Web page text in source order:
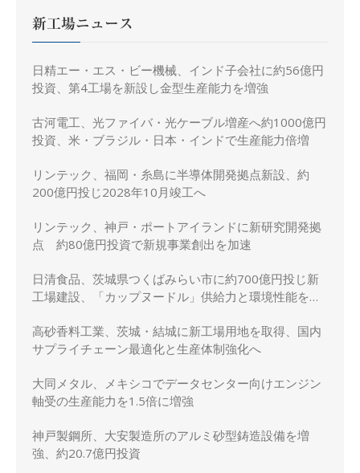
新工場ニュース
日精エー・エス・ビー機械、インド子会社に約56億円
投資、第4工場を新設し金型生産能力を増強
古河電工、光ファイバ・光ケーブル増産へ約1000億円
投資、米・ブラジル・日本・インドで生産能力倍増
リンテック、福岡・糸島に半導体開発拠点新設、約
200億円投じ2028年10月竣工へ
リンテック、神戸・ポートアイランドに新研究開発拠
点 約80億円投資で新規事業創出を加速
日清食品、茨城県つくばみらい市に約700億円投じ新
工場建設、「カップヌードル」供給力と環境性能を強
高砂香料工業、茨城・結城に新工場用地を取得、国内
サプライチェーン最適化と生産体制強化へ
大同メタル、メキシコでデータセンター向けエンジン
軸受の生産能力を1.5倍に増強
神戸製鋼所、大安製造所のアルミ砂型鋳造設備を増
強、約20.7億円投資